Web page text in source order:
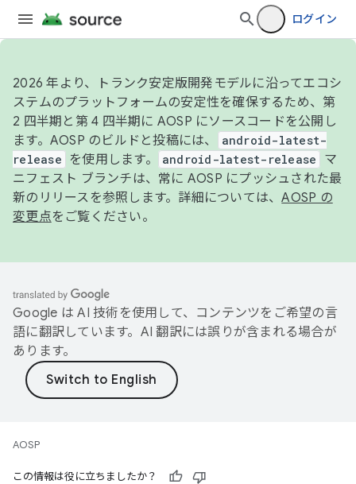
ログイン
2026 年より、トランク安定版開発モデルに沿ってエコシ
ステムのプラットフォームの安定性を確保するため、第
2 四半期と第 4 四半期に AOSP にソースコードを公開し
ます。AOSP のビルドと投稿には、
android-latest-
release
を使用します。 android-latest-release
マ
ニフェスト ブランチは、常に AOSP にプッシュされた最
新のリリースを参照します。詳細については、AOSP の
変更点をご覧ください。
Google は AI 技術を使用して、コンテンツをご希望の言
語に翻訳しています。AI 翻訳には誤りが含まれる場合が
あります。
AOSP
この情報は役に立ちましたか？